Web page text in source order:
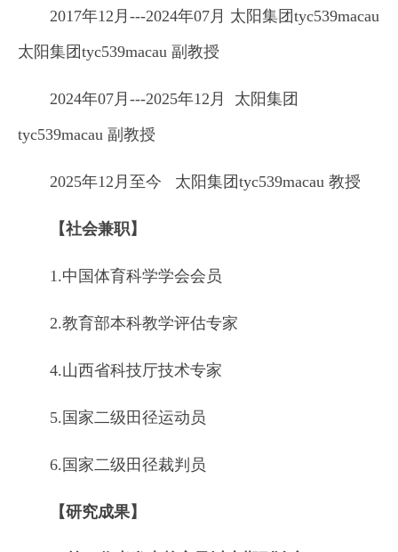
2017年12月---2024年07月 太阳集团tyc539macau​
太阳集团tyc539macau 副教授
2024年07月---2025年12月 太阳集团
tyc539macau 副教授
2025年12月至今 太阳集团tyc539macau 教授
【社会兼职】
1.中国体育科学学会会员
2.教育部本科教学评估专家
4.山西省科技厅技术专家
5.国家二级田径运动员
6.国家二级田径裁判员
【研究成果】